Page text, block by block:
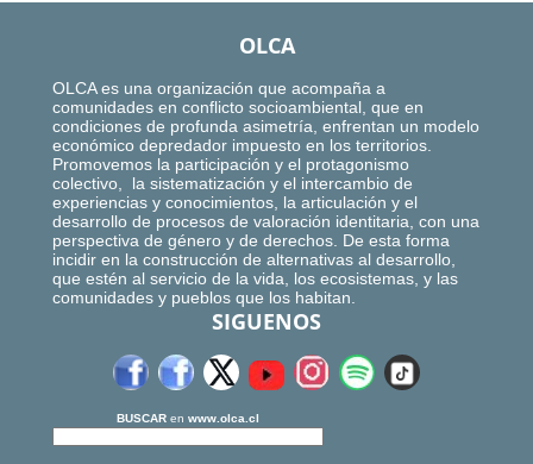
OLCA
OLCA es una organización que acompaña a
comunidades en conflicto socioambiental, que en
condiciones de profunda asimetría, enfrentan un modelo
económico depredador impuesto en los territorios.
Promovemos la participación y el protagonismo
colectivo, la sistematización y el intercambio de
experiencias y conocimientos, la articulación y el
desarrollo de procesos de valoración identitaria, con una
perspectiva de género y de derechos. De esta forma
incidir en la construcción de alternativas al desarrollo,
que estén al servicio de la vida, los ecosistemas, y las
comunidades y pueblos que los habitan.
SIGUENOS
BUSCAR en www.olca.cl